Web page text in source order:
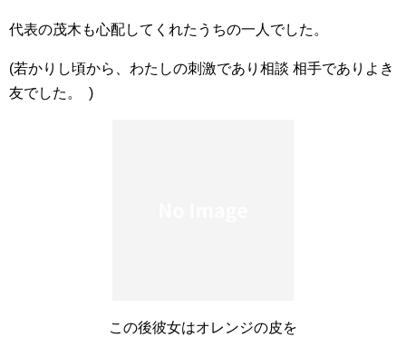
代表の茂木も心配してくれたうちの一人でした。
(若かりし頃から、わたしの刺激であり相談 相手でありよき
友でした。 )
この後彼女はオレンジの皮を